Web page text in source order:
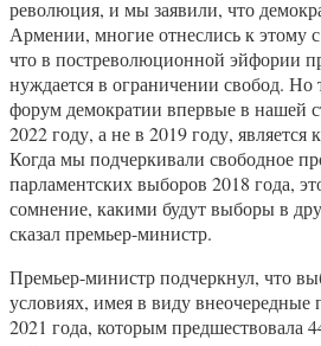
революция, и мы заявили, что
Армении, многие отнеслись к этому
что в постреволюционной эйфории
нуждается в ограничении свобод.
форум демократии впервые в нашей
2022 году, а не в 2019 году,
Когда мы подчеркивали свободное
парламентских выборов 2018 года,
сомнение, какими будут выборы в
сказал премьер-министр.
Премьер-министр подчеркнул, что
условиях, имея в виду
2021 года, которым предшествовала